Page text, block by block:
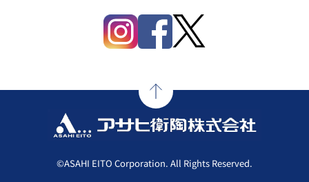
©ASAHI EITO Corporation. All Rights Reserved.